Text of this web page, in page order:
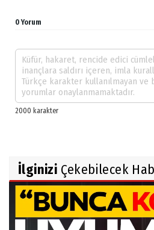
0 Yorum
İlginizi Çekebilecek